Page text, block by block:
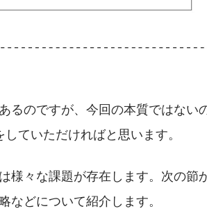
るのですが、今回の本質ではない
ていただければと思います。
様々な課題が存在します。次の節
などについて紹介します。